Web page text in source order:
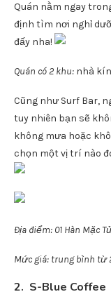
Quán nằm ngay
định tìm nơi nghỉ
đấy nha!
Quán có 2 khu: nhà
Cũng như Surf Bar,
tuy nhiên bạn sẽ
không mưa hoặc
chọn một vị trí nào
Địa điểm: 01 Hàn Mặc
Mức giá: trung bình từ
2. S-Blue Coffee